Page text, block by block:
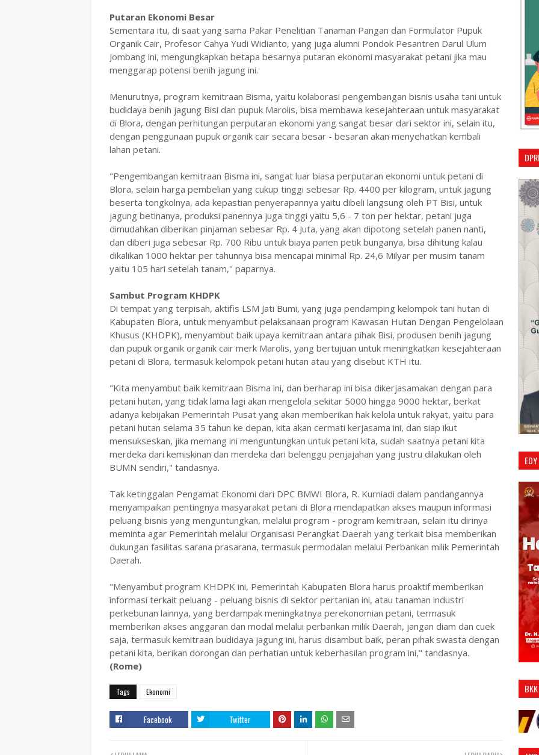
Putaran Ekonomi Besar
Sementara itu, di saat yang sama Pakar Penelitian Tanaman Pangan dan Formulator Pupuk
Organik Cair, Profesor Cahya Yudi Widianto, yang juga alumni Pondok Pesantren Darul Ulum
Jombang ini, mengungkapkan betapa besarnya putaran ekonomi masyarakat petani jika mau
menggarap potensi benih jagung ini.
Menurutnya, program kemitraan Bisma, yaitu kolaborasi pengembangan bisnis usaha tani untuk
budidaya benih jagung Bisi dan pupuk Marolis, bisa membawa kesejahteraan untuk masyarakat
di Blora, dengan perhitungan perputaran ekonomi yang sangat besar dari sektor ini, selain itu,
dengan penggunaan pupuk organik cair secara besar - besaran akan menyehatkan kembali
lahan petani.
"Pengembangan kemitraan Bisma ini, sangat luar biasa perputaran ekonomi untuk petani di
Blora, selain harga pembelian yang cukup tinggi sebesar Rp. 4400 per kilogram, untuk jagung
beserta tongkolnya, ada kepastian penyerapannya yaitu dibeli langsung oleh PT Bisi, untuk
jagung betinanya, produksi panennya juga tinggi yaitu 5,6 - 7 ton per hektar, petani juga
dimudahkan diberikan pinjaman sebesar Rp. 4 Juta, yang akan dipotong setelah panen nanti,
dan diberi juga sebesar Rp. 700 Ribu untuk biaya panen petik bunganya, bisa dihitung kalau
dikalikan 1000 hektar per tahunnya bisa mencapai minimal Rp. 24,6 Milyar per musim tanam
yaitu 105 hari setelah tanam," paparnya.
Sambut Program KHDPK
Di tempat yang terpisah, aktifis LSM Jati Bumi, yang juga pendamping kelompok tani hutan di
Kabupaten Blora, untuk menyambut pelaksanaan program Kawasan Hutan Dengan Pengelolaan
Khusus (KHDPK), menyambut baik upaya kemitraan antara pihak Bisi, produsen benih jagung
dan pupuk organik organik cair merk Marolis, yang bertujuan untuk meningkatkan kesejahteraan
petani di Blora, termasuk kelompok petani hutan atau yang disebut KTH itu.
"Kita menyambut baik kemitraan Bisma ini, dan berharap ini bisa dikerjasamakan dengan para
petani hutan, yang tidak lama lagi akan mengelola sekitar 5000 hingga 9000 hektar, berkat
adanya kebijakan Pemerintah Pusat yang akan memberikan hak kelola untuk rakyat, yaitu para
petani hutan selama 35 tahun ke depan, kita akan cermati kerjasama ini, dan siap ikut
mensukseskan, jika memang ini menguntungkan untuk petani kita, sudah saatnya petani kita
merdeka dari kemiskinan dan merdeka dari belenggu penjajahan yang justru dilakukan oleh
BUMN sendiri," tandasnya.
Tak ketinggalan Pengamat Ekonomi dari DPC BMWI Blora, R. Kurniadi dalam pandangannya
menyampaikan pentingnya masyarakat petani di Blora mendapatkan akses maupun informasi
peluang bisnis yang menguntungkan, melalui program - program kemitraan, selain itu dirinya
meminta agar Pemerintah melalui Organisasi Perangkat Daerah yang terkait bisa memberikan
dukungan fasilitas sarana prasarana, termasuk permodalan melalui Perbankan milik Pemerintah
Daerah.
"Menyambut program KHDPK ini, Pemerintah Kabupaten Blora harus proaktif memberikan
informasi terkait peluang - peluang bisnis di sektor pertanian ini, atau tanaman industri
perkebunan lainnya, yang berdampak meningkatnya perekonomian petani, termasuk
memberikan akses anggaran dan modal melalui perbankan milik Daerah, jangan diam dan cuek
saja, termasuk kemitraan budidaya jagung ini, harus disambut baik, peran pihak swasta dengan
petani kita, berikan dorongan dan perhatian untuk keberhasilan program ini," tandasnya.
(Rome)
Tags Ekonomi
Facebook Twitter
BKK